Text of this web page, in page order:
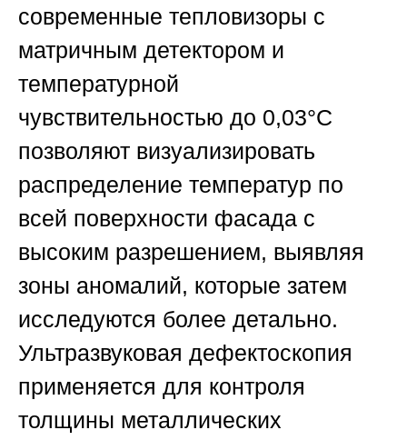
современные тепловизоры с
матричным детектором и
температурной
чувствительностью до 0,03°C
позволяют визуализировать
распределение температур по
всей поверхности фасада с
высоким разрешением, выявляя
зоны аномалий, которые затем
исследуются более детально.
Ультразвуковая дефектоскопия
применяется для контроля
толщины металлических